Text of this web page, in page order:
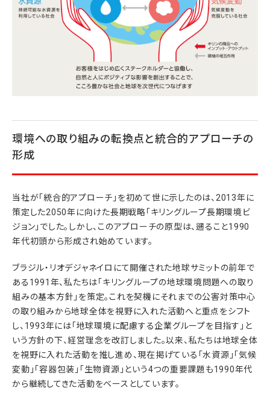
環境への取り組みの転換点と統合的アプローチの
形成
当社が「統合的アプローチ」を初めて世に示したのは、2013年に
策定した2050年に向けた長期戦略「キリングループ長期環境ビ
ジョン」でした。しかし、このアプローチの原型は、遡ること1990
年代初頭から形成され始めています。
ブラジル・リオデジャネイロにて開催された地球サミットの前年で
ある1991年、私たちは「キリングループの地球環境問題への取り
組みの基本方針」を策定。これを契機にそれまでの公害対策中心
の取り組みから地球全体を視野に入れた活動へと重点をシフト
し、1993年には「地球環境に配慮する企業グループを目指す」と
いう方針の下、経営理念を改訂しました。以来、私たちは地球全体
を視野に入れた活動を推し進め、現在掲げている「水資源」「気候
変動」「容器包装」「生物資源」という4つの重要課題も1990年代
から継続してきた活動をベースとしています。